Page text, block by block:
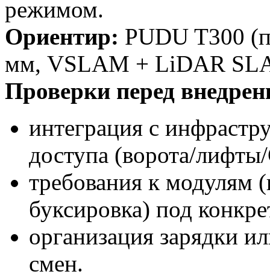
режимом.
Ориентир: PUDU T300
мм, VSLAM + LiDAR
Проверки перед
интеграция с
доступа (ворота/
требования к модулям
буксировка) под
организация зарядки
смен.